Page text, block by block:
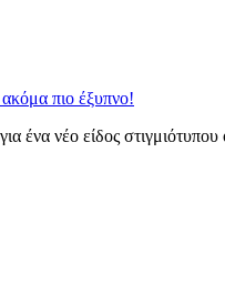
πιο έξυπνο!
ένα νέο είδος στιγμιότυπου